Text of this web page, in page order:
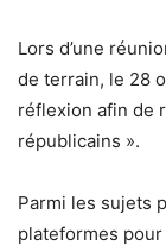
Lors d’une
de terrain, le 28
réflexion afin de
républicains ».
Parmi les sujets
plateformes